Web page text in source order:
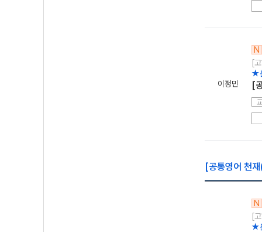
이정민
N
[
★
[
[공통영어 천
N
[
★